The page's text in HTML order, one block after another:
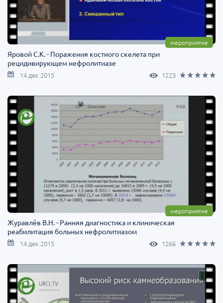
мероприятие
Яровой С.К. - Поражения костного скелета при
рецидивирующем нефролитиазе
14 дек 2015 1223
мероприятие
Журавлёв В.Н. - Ранняя диагностика и клиническая
реабилитация больных нефролитиазом
14 дек 2015 1266